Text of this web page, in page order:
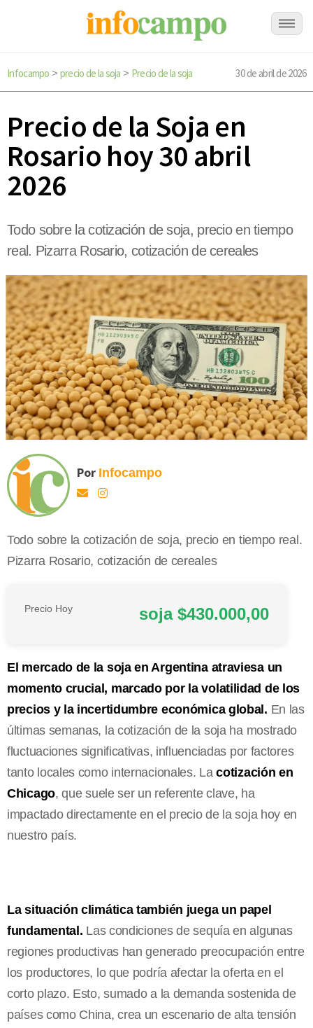
Infocampo > precio de la soja > Precio de la soja 30 de abril de 2026
Precio de la Soja en
Rosario hoy 30 abril
2026
Todo sobre la cotización de soja, precio en tiempo
real. Pizarra Rosario, cotización de cereales
Por Infocampo
Todo sobre la cotización de soja, precio en tiempo real.
Pizarra Rosario, cotización de cereales
Precio Hoy soja $430.000,00
El mercado de la soja en Argentina atraviesa un
momento crucial, marcado por la volatilidad de los
precios y la incertidumbre económica global. En las
últimas semanas, la cotización de la soja ha mostrado
fluctuaciones significativas, influenciadas por factores
tanto locales como internacionales. Lacotización en
Chicago, que suele ser un referente clave, ha
impactado directamente en el precio de la soja hoy en
nuestro país.
La situación climática también juega un papel
fundamental. Las condiciones de sequía en algunas
regiones productivas han generado preocupación entre
los productores, lo que podría afectar la oferta en el
corto plazo. Esto, sumado a la demanda sostenida de
países como China, crea un escenario de alta tensión